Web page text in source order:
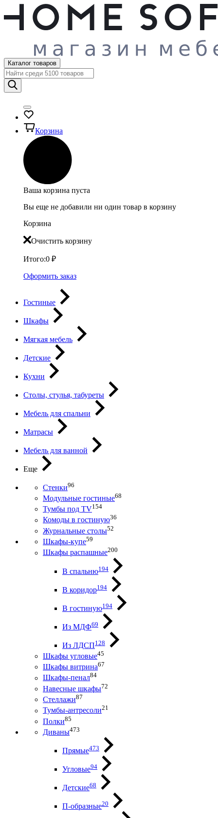
Каталог товаров
Корзина
Ваша корзина пуста
Вы еще не добавили ни один товар в корзину
Корзина
Очистить корзину
Итого:0 ₽
Оформить заказ
Гостиные
Шкафы
Мягкая мебель
Детские
Кухни
Столы, стулья, табуреты
Мебель для спальни
Матрасы
Мебель для ванной
Еще
Стенки96
Модульные гостиные68
Тумбы под ТV154
Комоды в гостиную36
Журнальные столы52
Шкафы-купе59
Шкафы распашные200
В спальню194
В коридор194
В гостиную194
Из МДФ69
Из ЛДСП128
Шкафы угловые45
Шкафы витрина67
Шкафы-пенал84
Навесные шкафы72
Стеллажи87
Тумбы-антресоли21
Полки85
Диваны473
Прямые473
Угловые94
Детские68
П-образные20